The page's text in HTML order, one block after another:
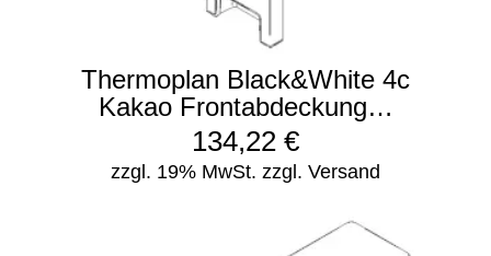
Thermoplan Black&White 4c
Kakao Frontabdeckung…
zzgl. 19% MwSt. zzgl. Versand
134,22 €